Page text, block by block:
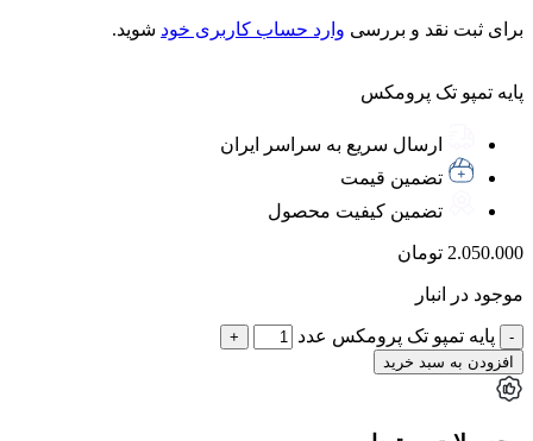
برای ثبت نقد و بررسی وارد حساب کاربری خود شوید.
پایه تمپو تک پرومکس
ارسال سریع به سراسر ایران
تضمین قیمت
تضمین کیفیت محصول
2.050.000 تومان
موجود در انبار
پایه تمپو تک پرومکس عدد
افزودن به سبد خرید